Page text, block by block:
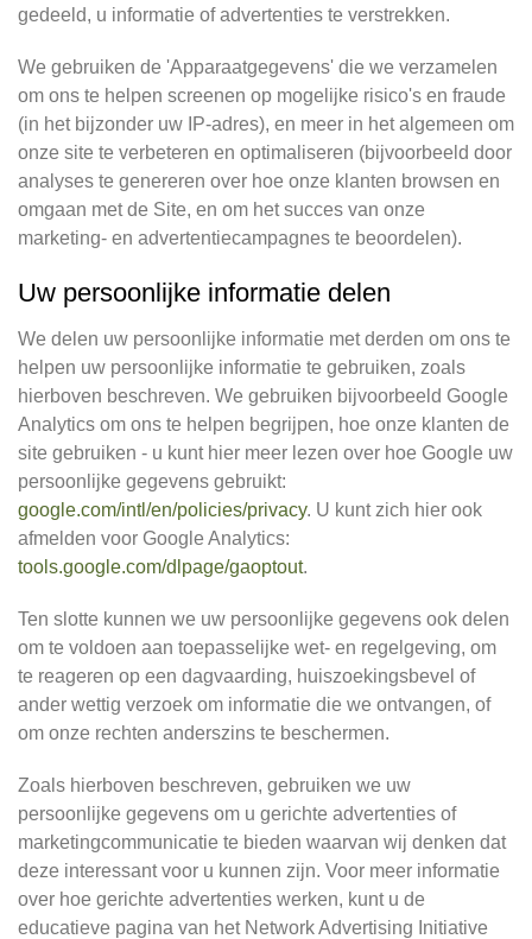
gedeeld, u informatie of advertenties te verstrekken.
We gebruiken de 'Apparaatgegevens' die we verzamelen
om ons te helpen screenen op mogelijke risico's en fraude
(in het bijzonder uw IP-adres), en meer in het algemeen om
onze site te verbeteren en optimaliseren (bijvoorbeeld door
analyses te genereren over hoe onze klanten browsen en
omgaan met de Site, en om het succes van onze
marketing- en advertentiecampagnes te beoordelen).
Uw persoonlijke informatie delen
We delen uw persoonlijke informatie met derden om ons te
helpen uw persoonlijke informatie te gebruiken, zoals
hierboven beschreven. We gebruiken bijvoorbeeld Google
Analytics om ons te helpen begrijpen, hoe onze klanten de
site gebruiken - u kunt hier meer lezen over hoe Google uw
persoonlijke gegevens gebruikt:
google.com/intl/en/policies/privacy. U kunt zich hier ook
afmelden voor Google Analytics:
tools.google.com/dlpage/gaoptout.
Ten slotte kunnen we uw persoonlijke gegevens ook delen
om te voldoen aan toepasselijke wet- en regelgeving, om
te reageren op een dagvaarding, huiszoekingsbevel of
ander wettig verzoek om informatie die we ontvangen, of
om onze rechten anderszins te beschermen.
Zoals hierboven beschreven, gebruiken we uw
persoonlijke gegevens om u gerichte advertenties of
marketingcommunicatie te bieden waarvan wij denken dat
deze interessant voor u kunnen zijn. Voor meer informatie
over hoe gerichte advertenties werken, kunt u de
educatieve pagina van het Network Advertising Initiative